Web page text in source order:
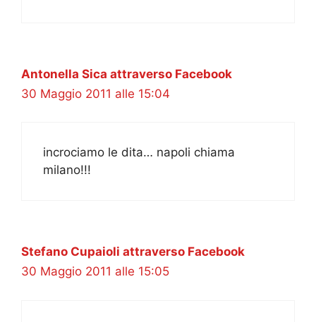
Antonella Sica attraverso Facebook
30 Maggio 2011 alle 15:04
incrociamo le dita… napoli chiama
milano!!!
Stefano Cupaioli attraverso Facebook
30 Maggio 2011 alle 15:05